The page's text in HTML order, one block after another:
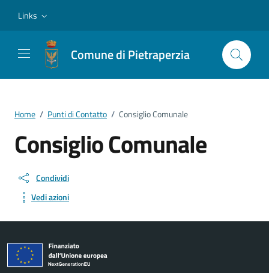
Links
Comune di Pietraperzia
Home / Punti di Contatto / Consiglio Comunale
Consiglio Comunale
Condividi
Vedi azioni